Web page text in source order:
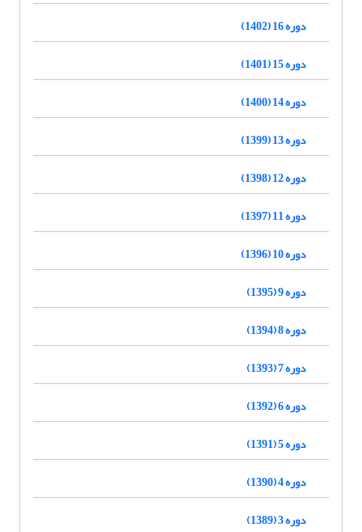
دوره 16 (1402)
دوره 15 (1401)
دوره 14 (1400)
دوره 13 (1399)
دوره 12 (1398)
دوره 11 (1397)
دوره 10 (1396)
دوره 9 (1395)
دوره 8 (1394)
دوره 7 (1393)
دوره 6 (1392)
دوره 5 (1391)
دوره 4 (1390)
دوره 3 (1389)